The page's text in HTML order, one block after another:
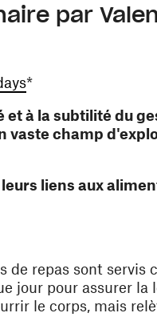
par
(ouvre une nouvelle
*
à la subtilité du
vaste champ
liens aux
de repas sont
jour pour assurer
le corps, mais